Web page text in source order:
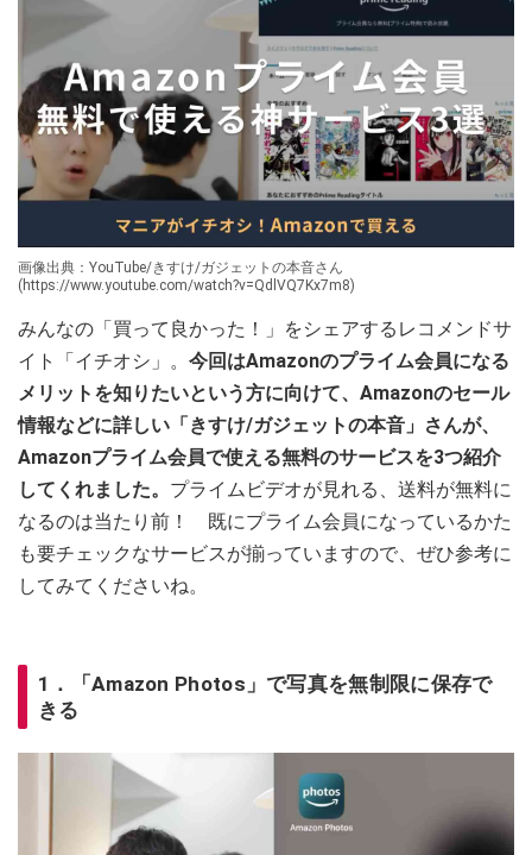
画像出典：YouTube/きすけ/ガジェットの本音さん
(https://www.youtube.com/watch?v=QdlVQ7Kx7m8)
みんなの「買って良かった！」をシェアするレコメンドサ
イト「イチオシ」。 今回はAmazonのプライム会員になる
メリットを知りたいという方に向けて、Amazonのセール
情報などに詳しい「きすけ/ガジェットの本音」さんが、
Amazonプライム会員で使える無料のサービスを3つ紹介
してくれました。 プライムビデオが見れる、送料が無料に
なるのは当たり前！ 既にプライム会員になっているかた
も要チェックなサービスが揃っていますので、ぜひ参考に
してみてくださいね。
1．「Amazon Photos」で写真を無制限に保存で
きる